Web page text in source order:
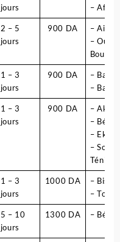
jours
– Aflou
2 – 5
jours
900 DA
– Ain
–
1 – 3
jours
900 DA
–
– Batna
1 – 3
jours
900 DA
–
–
– Ek
– Souk
Ténine
1 – 3
jours
1000 DA
–
– Tolga
5 – 10
jours
1300 DA –